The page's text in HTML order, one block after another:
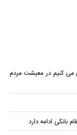
می کنیم در معیشت مردم
بانکی ادامه دارد